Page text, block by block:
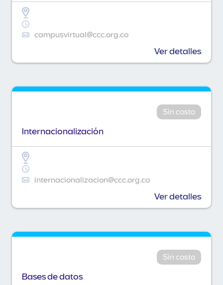
campusvirtual@ccc.org.co
Ver detalles
Sin costo
Internacionalización
internacionalizacion@ccc.org.co
Ver detalles
Sin costo
Bases de datos